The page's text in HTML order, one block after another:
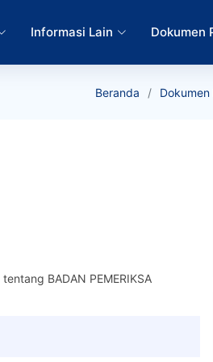
Informasi Lain Dokumen
Beranda Dokumen
BADAN PEMERIKSA